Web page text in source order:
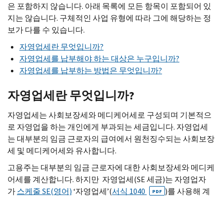
은 포함하지 않습니다. 아래 목록에 모든 항목이 포함되어 있
지는 않습니다. 구체적인 사업 유형에 따라 그에 해당하는 정
보가 다를 수 있습니다.
자영업세란 무엇입니까?
자영업세를 납부해야 하는 대상은 누구입니까?
자영업세를 납부하는 방법은 무엇입니까?
자영업세란 무엇입니까?
자영업세는 사회보장세와 메디케어세로 구성되며 기본적으
로 자영업을 하는 개인에게 부과되는 세금입니다. 자영업세
는 대부분의 임금 근로자의 급여에서 원천징수되는 사회보장
세 및 메디케어세와 유사합니다.
고용주는 대부분의 임금 근로자에 대한 사회보장세와 메디케
어세를 계산합니다. 하지만 자영업세(SE세금)는 자영업자
가스케줄SE(영어)‘자영업세’(서식 1040 PDF )를 사용해 계